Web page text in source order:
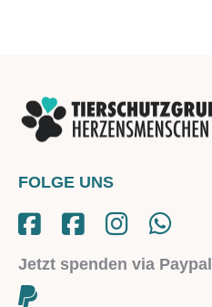
FOLGE UNS
Jetzt spenden via Paypal